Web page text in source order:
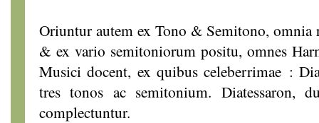
Oriuntur autem ex Tono & Semitono, omnia
& ex vario semitoniorum positu, omnes
Musici docent, ex quibus celeberrimae :
tres tonos ac semitonium. Diatessaron,
complectuntur.